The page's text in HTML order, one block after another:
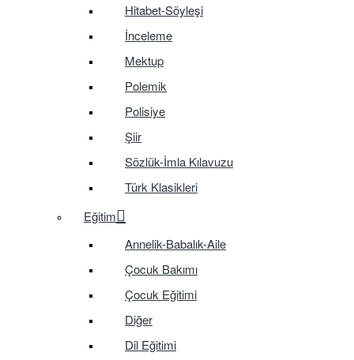
Hitabet-Söyleşi
İnceleme
Mektup
Polemik
Polisiye
Şiir
Sözlük-İmla Kılavuzu
Türk Klasikleri
Eğitim
Annelik-Babalık-Aile
Çocuk Bakımı
Çocuk Eğitimi
Diğer
Dil Eğitimi